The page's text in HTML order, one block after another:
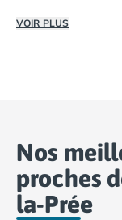
VOIR PLUS
Nos
proches
la-Prée